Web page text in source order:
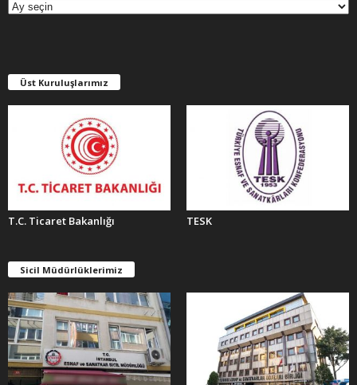
E
R
Üst Kuruluşlarımız
T.C. Ticaret Bakanlığı TESK
Sicil Müdürlüklerimiz